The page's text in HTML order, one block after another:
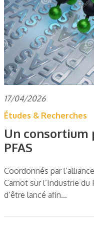
17/04/2026
Études & Recherches
Un consortium
PFAS
Coordonnés par
Carnot sur l’Industrie
d’être lancé afin…